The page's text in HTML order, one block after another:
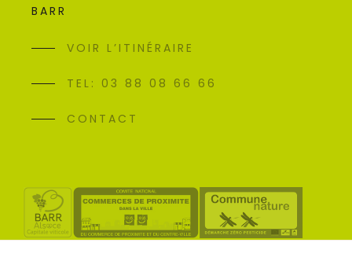
BARR
VOIR L’ITINÉRAIRE
TEL: 03 88 08 66 66
CONTACT